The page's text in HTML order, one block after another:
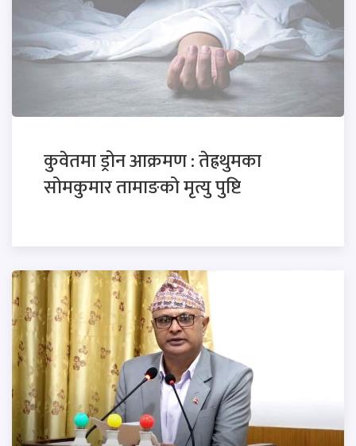
कुवेतमा ड्रोन आक्रमण : तेह्रथुमका
सोमकुमार तामाङको मृत्यु पुष्टि